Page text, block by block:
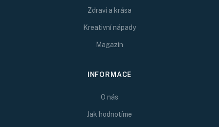
Zdraví a krása
Kreativní nápady
Magazín
INFORMACE
O nás
Jak hodnotíme